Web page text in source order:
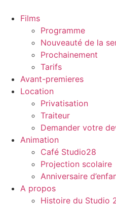
Films
Programme
Nouveauté de la
Prochainement
Tarifs
Avant-premieres
Location
Privatisation
Traiteur
Demander votre
Animation
Café Studio28
Projection scolaire
Anniversaire
A propos
Histoire du Studio